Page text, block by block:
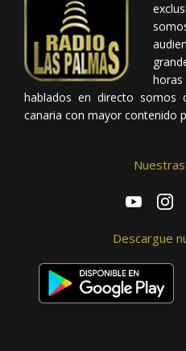
hablados en directo somos
canaria con mayor contenido
Descargue